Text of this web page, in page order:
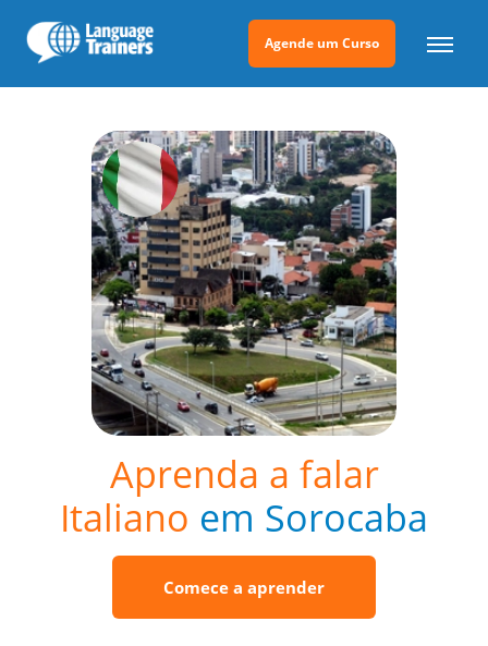
Agende um Curso
Aprenda a falar
Italiano em Sorocaba
Comece a aprender